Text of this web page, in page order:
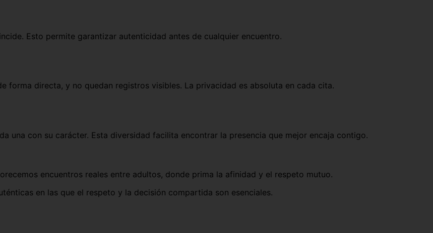
Esto permite garantizar autenticidad antes de cualquier encuentro.
forma directa, y no quedan registros visibles. La privacidad es absoluta en cada cita.
una con su carácter. Esta diversidad facilita encontrar la presencia que mejor encaja contigo.
encuentros reales entre adultos, donde prima la afinidad y el respeto mutuo.
en las que el respeto y la decisión compartida son esenciales.